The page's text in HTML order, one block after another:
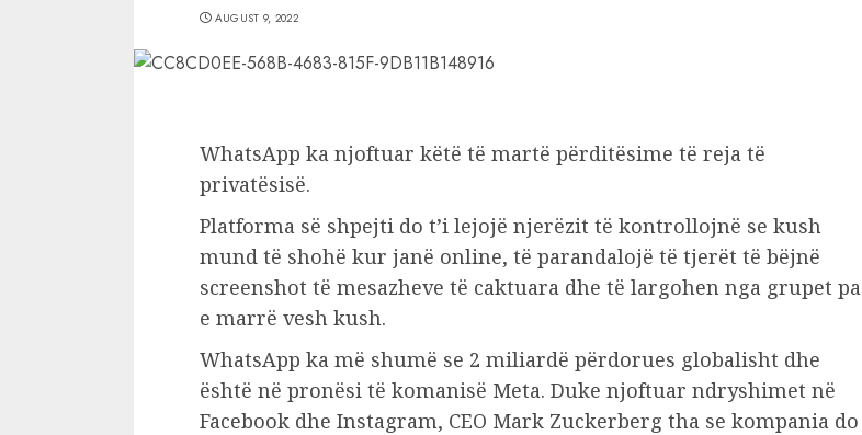
AUGUST 9, 2022
WhatsApp ka njoftuar këtë të martë përditësime të reja të
privatësisë.
Platforma së shpejti do t’i lejojë njerëzit të kontrollojnë se kush
mund të shohë kur janë online, të parandalojë të tjerët të bëjnë
screenshot të mesazheve të caktuara dhe të largohen nga grupet pa
e marrë vesh kush.
WhatsApp ka më shumë se 2 miliardë përdorues globalisht dhe
është në pronësi të komanisë Meta. Duke njoftuar ndryshimet në
Facebook dhe Instagram, CEO Mark Zuckerberg tha se kompania do